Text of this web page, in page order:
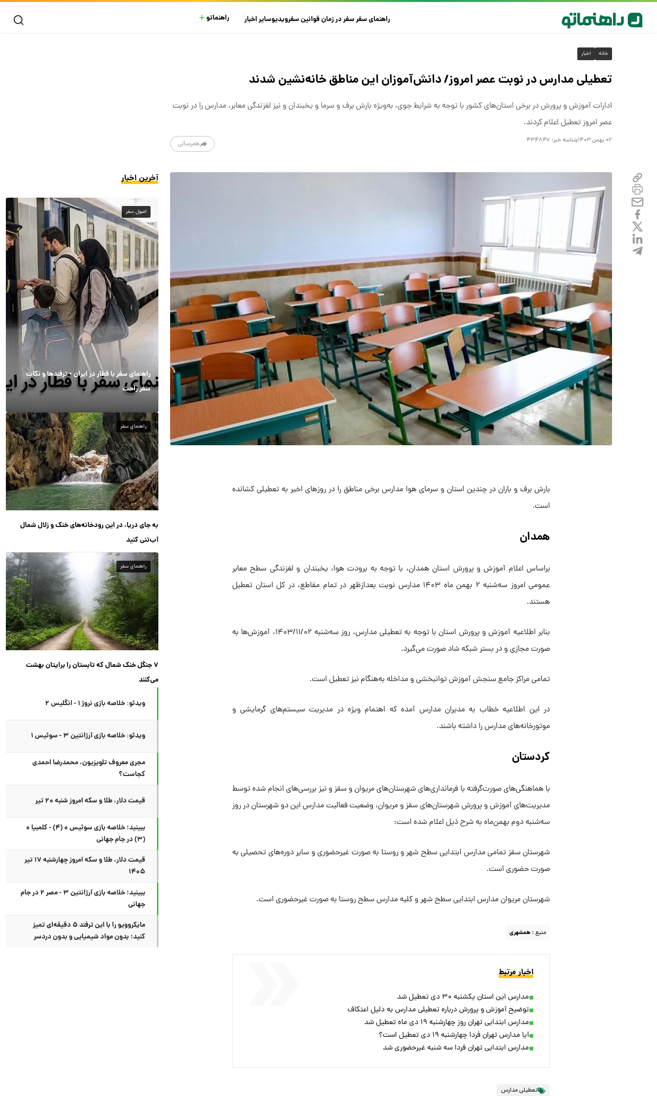
راهنمای سفرسفر در زمانقوانین سفرویدیوسایراخبار راهنماتو
خانه اخبار
تعطیلی مدارس در نوبت عصر امروز/ دانش‌آموزان این مناطق خانه‌نشین شدند
ادارات آموزش و پرورش در برخی استان‌های کشور با توجه به شرایط جوی، به‌ویژه بارش برف و سرما و یخبندان و نیز لغزندگی معابر، مدارس را در نوبت
عصر امروز تعطیل اعلام کردند.
۰۲ بهمن ۱۴۰۳ شناسه خبر: ۴۳۴۸۴۷ همرسانی
بارش برف و باران در چندین استان و سرمای هوا مدارس برخی مناطق را در روزهای اخیر به تعطیلی کشانده
است.
همدان
براساس اعلام آموزش و پرورش استان همدان، با توجه به برودت هوا، یخبندان و لغزندگی سطح معابر
عمومی امروز سه‌شنبه ۲ بهمن ماه ۱۴۰۳ مدارس نوبت بعدازظهر در تمام مقاطع، در کل استان تعطیل
هستند.
بنابر اطلاعیه آموزش و پرورش استان با توجه به تعطیلی مدارس، روز سه‌شنبه ۱۴۰۳/۱۱/۰۲، آموزش‌ها به
صورت مجازی و در بستر شبکه شاد صورت می‌گیرد.
تمامی مراکز جامع سنجش آموزش توانبخشی و مداخله به‌هنگام نیز تعطیل است.
در این اطلاعیه خطاب به مدیران مدارس آمده که اهتمام ویژه در مدیریت سیستم‌های گرمایشی و
موتورخانه‌های مدارس را داشته باشند.
کردستان
با هماهنگی‌های صورت‌گرفته با فرمانداری‌های شهرستان‌های مریوان و سقز و نیز بررسی‌های انجام شده توسط
مدیریت‌های آموزش و پرورش شهرستان‌های سقز و مریوان، وضعیت فعالیت مدارس این دو شهرستان در روز
سه‌شنبه دوم بهمن‌ماه به شرح ذیل اعلام شده است:
شهرستان سقز تمامی مدارس ابتدایی سطح شهر و روستا به صورت غیرحضوری و سایر دوره‌های تحصیلی به
صورت حضوری است.
شهرستان مریوان مدارس ابتدایی سطح شهر و کلیه مدارس سطح روستا به صورت غیرحضوری است.
منبع : همشهری
اخبار مرتبط
مدارس این استان یکشنبه ۳۰ دی تعطیل شد
توضیح آموزش‌ و پرورش درباره تعطیلی مدارس به دلیل اعتکاف
مدارس ابتدایی تهران روز چهارشنبه ۱۹ دی ماه تعطیل شد
آیا مدارس تهران فردا چهارشنبه ۱۹ دی تعطیل است؟
مدارس ابتدایی تهران فردا سه شنبه غیرحضوری شد
تعطیلی مدارس
آخرین اخبار
اصول سفر
راهنمای سفر با قطار در ایران + ترفندها و نکات
سفر راحت
راهنمای سفر
به جای دریا، در این رودخانه‌های خنک و زلال شمال
آب‌تنی کنید
راهنمای سفر
۷ جنگل خنک شمال که تابستان را برایتان بهشت
می‌کنند
ویدئو: خلاصه بازی نروژ ۱ - انگلیس ۲
ویدئو: خلاصه بازی آرژانتین ۳ - سوئیس ۱
مجری معروف تلویزیون، محمدرضا احمدی
کجاست؟
قیمت دلار، طلا و سکه امروز شنبه ۲۰ تیر
ببینید؛ خلاصه بازی سوئیس ۰ (۴) - کلمبیا ۰
(۳) در جام جهانی
قیمت دلار، طلا و سکه امروز چهارشنبه ۱۷ تیر
۱۴۰۵
ببینید؛ خلاصه بازی آرژانتین ۳ - مصر ۲ در جام
جهانی
مایکروویو را با این ترفند ۵ دقیقه‌ای تمیز
کنید؛ بدون مواد شیمیایی و بدون دردسر